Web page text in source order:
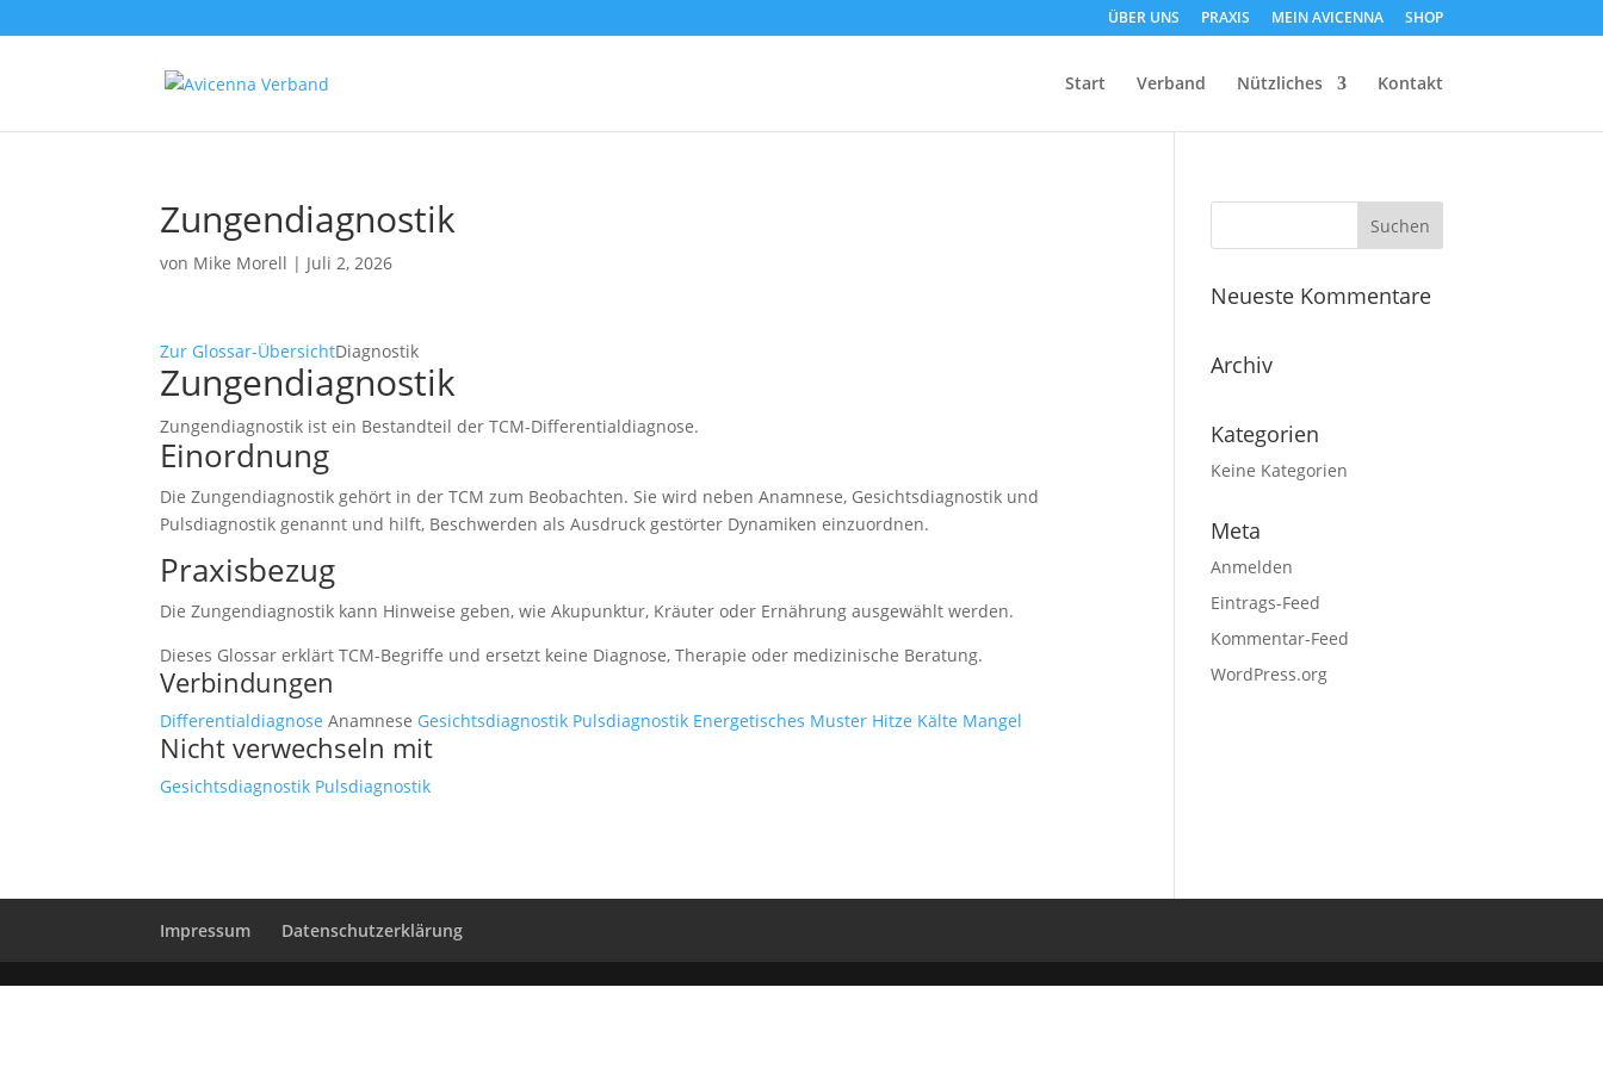
ÜBER UNS PRAXIS MEIN AVICENNA SHOP
Start Verband Nützliches Kontakt
Zungendiagnostik
von Mike Morell | Juli 2, 2026
Zur Glossar-ÜbersichtDiagnostik
Zungendiagnostik
Zungendiagnostik ist ein Bestandteil der TCM-Differentialdiagnose.
Einordnung
Die Zungendiagnostik gehört in der TCM zum Beobachten. Sie wird neben Anamnese, Gesichtsdiagnostik und
Pulsdiagnostik genannt und hilft, Beschwerden als Ausdruck gestörter Dynamiken einzuordnen.
Praxisbezug
Die Zungendiagnostik kann Hinweise geben, wie Akupunktur, Kräuter oder Ernährung ausgewählt werden.
Dieses Glossar erklärt TCM-Begriffe und ersetzt keine Diagnose, Therapie oder medizinische Beratung.
Verbindungen
Differentialdiagnose Anamnese Gesichtsdiagnostik Pulsdiagnostik Energetisches Muster Hitze Kälte Mangel
Nicht verwechseln mit
Gesichtsdiagnostik Pulsdiagnostik
Neueste Kommentare
Archiv
Kategorien
Keine Kategorien
Meta
Anmelden
Eintrags-Feed
Kommentar-Feed
WordPress.org
Impressum Datenschutzerklärung